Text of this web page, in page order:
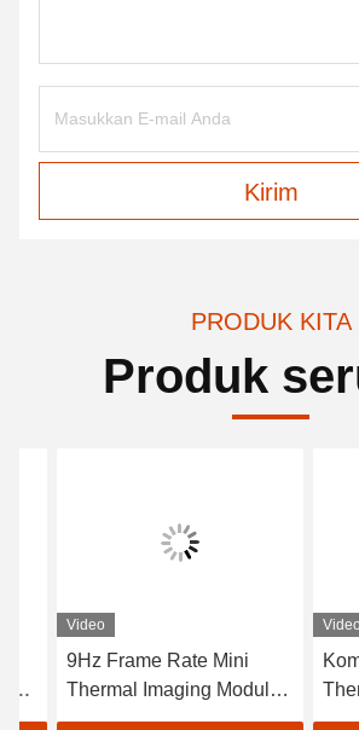
Kirim
PRODUK KITA
Produk
Video
9Hz Frame Rate Mini
Thermal Imaging Module
±2% Akurasi Jangkauan
Video
Module